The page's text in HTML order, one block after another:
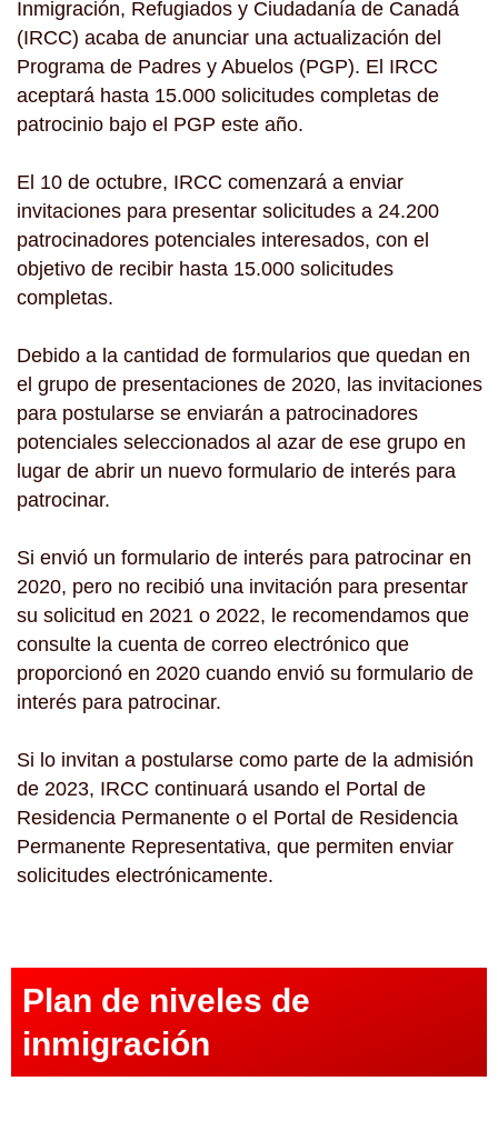
Inmigración, Refugiados y Ciudadanía de Canadá
(IRCC) acaba de anunciar una actualización del
Programa de Padres y Abuelos (PGP). El IRCC
aceptará hasta 15.000 solicitudes completas de
patrocinio bajo el PGP este año.
El 10 de octubre, IRCC comenzará a enviar
invitaciones para presentar solicitudes a 24.200
patrocinadores potenciales interesados, con el
objetivo de recibir hasta 15.000 solicitudes
completas.
Debido a la cantidad de formularios que quedan en
el grupo de presentaciones de 2020, las invitaciones
para postularse se enviarán a patrocinadores
potenciales seleccionados al azar de ese grupo en
lugar de abrir un nuevo formulario de interés para
patrocinar.
Si envió un formulario de interés para patrocinar en
2020, pero no recibió una invitación para presentar
su solicitud en 2021 o 2022, le recomendamos que
consulte la cuenta de correo electrónico que
proporcionó en 2020 cuando envió su formulario de
interés para patrocinar.
Si lo invitan a postularse como parte de la admisión
de 2023, IRCC continuará usando el Portal de
Residencia Permanente o el Portal de Residencia
Permanente Representativa, que permiten enviar
solicitudes electrónicamente.
Plan de niveles de
inmigración